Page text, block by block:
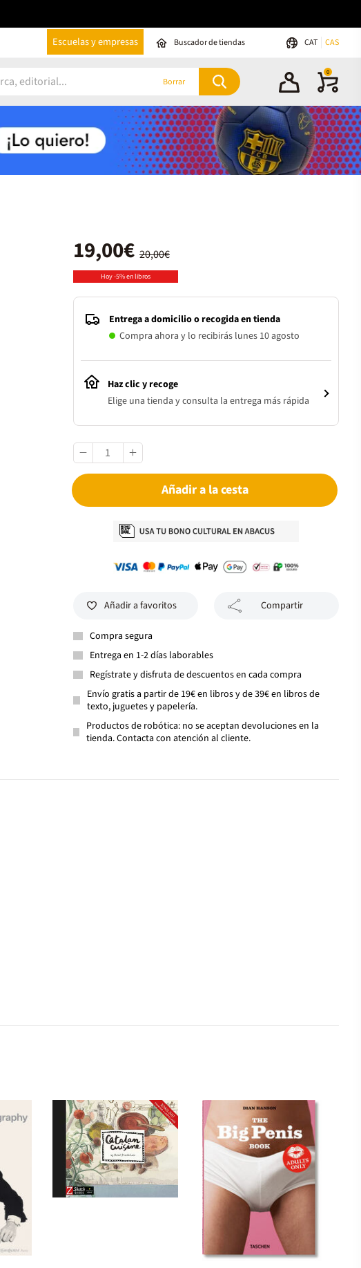
Escuelas y empresas Buscador de tiendas CAT CAS
Borrar
0
20,00€
19,00€
Hoy -5% en libros
Entrega a domicilio o recogida en tienda
Compra ahora y lo recibirás lunes 10 agosto
Haz clic y recoge
Elige una tienda y consulta la entrega más rápida
Añadir a la cesta
Añadir a favoritos Compartir
Compra segura
Entrega en 1-2 días laborables
Regístrate y disfruta de descuentos en cada compra
Envío gratis a partir de 19€ en libros y de 39€ en libros de
texto, juguetes y papelería.
Productos de robótica: no se aceptan devoluciones en la
tienda. Contacta con atención al cliente.